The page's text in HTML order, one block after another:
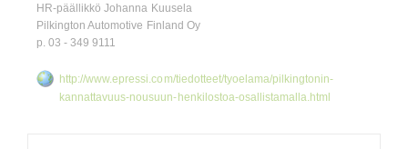
HR-päällikkö Johanna Kuusela
Pilkington Automotive Finland Oy
p. 03 - 349 9111
http://www.epressi.com/tiedotteet/tyoelama/pilkingtonin-
kannattavuus-nousuun-henkilostoa-osallistamalla.html